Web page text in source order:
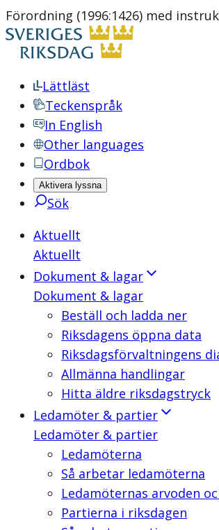
Förordning (1996:1426) med
Lättläst
Teckenspråk
In English
Other languages
Ordbok
Aktivera lyssna
Sök
Aktuellt
Aktuellt
Dokument & lagar
Dokument & lagar
Beställ och ladda ner
Riksdagens öppna data
Riksdagsförvaltningens
Allmänna handlingar
Hitta äldre riksdagstryck
Ledamöter & partier
Ledamöter & partier
Ledamöterna
Så arbetar ledamöterna
Ledamöternas arvoden
Partierna i riksdagen